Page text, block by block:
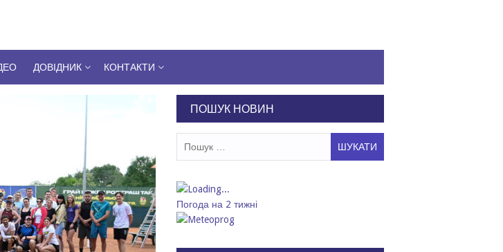
ДОВІДНИК КОНТАКТИ
ПОШУК НОВИН
Погода на 2 тижні